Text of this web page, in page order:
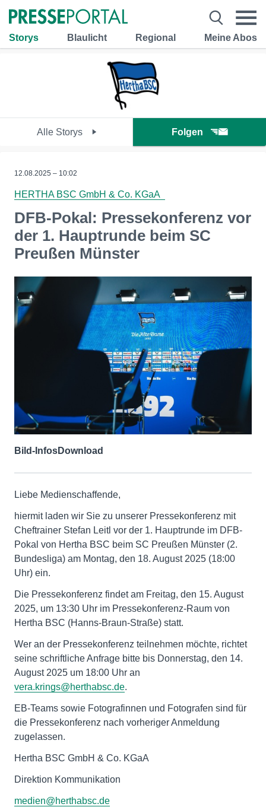
Storys Blaulicht Regional Meine Abos
Alle Storys Folgen
12.08.2025 – 10:02
HERTHA BSC GmbH & Co. KGaA
DFB-Pokal: Pressekonferenz vor
der 1. Hauptrunde beim SC
Preußen Münster
Bild-InfosDownload
Liebe Medienschaffende,
hiermit laden wir Sie zu unserer Pressekonferenz mit
Cheftrainer Stefan Leitl vor der 1. Hauptrunde im DFB-
Pokal von Hertha BSC beim SC Preußen Münster (2.
Bundesliga) am Montag, den 18. August 2025 (18:00
Uhr) ein.
Die Pressekonferenz findet am Freitag, den 15. August
2025, um 13:30 Uhr im Pressekonferenz-Raum von
Hertha BSC (Hanns-Braun-Straße) statt.
Wer an der Pressekonferenz teilnehmen möchte, richtet
seine schriftliche Anfrage bitte bis Donnerstag, den 14.
August 2025 um 18:00 Uhr an
vera.krings@herthabsc.de.
EB-Teams sowie Fotografinnen und Fotografen sind für
die Pressekonferenz nach vorheriger Anmeldung
zugelassen.
Hertha BSC GmbH & Co. KGaA
Direktion Kommunikation
medien@herthabsc.de